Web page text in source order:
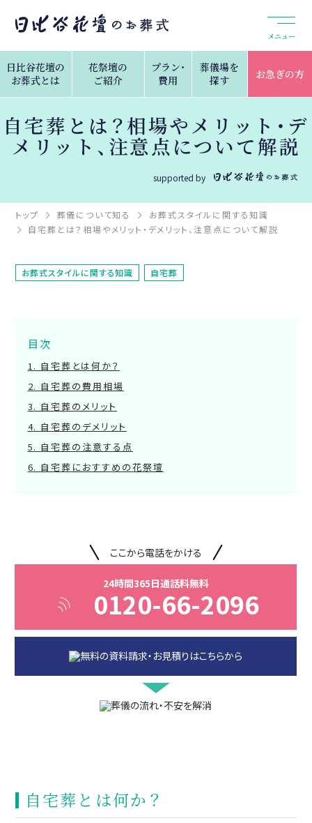
メニュー
日比谷花壇の
お葬式とは
花祭壇の
ご紹介
プラン・
費用
葬儀場を
探す
お急ぎの方
自宅葬とは？相場やメリット・デ
メリット、注意点について解説
supported by
トップ 葬儀について知る
お葬式スタイルに関する知識
自宅葬とは？相場やメリット・デメリット、注意点について解説
お葬式スタイルに関する知識 自宅葬
目次
自宅葬とは何か？
自宅葬の費用相場
自宅葬のメリット
自宅葬のデメリット
自宅葬の注意する点
自宅葬におすすめの花祭壇
ここから電話をかける
24時間365日通話料無料
0120-66-2096
自宅葬とは何か？